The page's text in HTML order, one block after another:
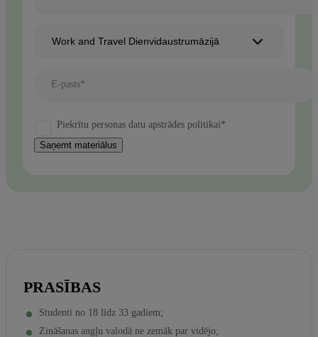
Work and Travel Dienvidaustrumāzijā
E-pasts*
Piekrītu personas datu apstrādes politikai*
Saņemt materiālus
PRASĪBAS
Studenti no 18 līdz 33 gadiem;
Zināšanas angļu valodā ne zemāk par vidējo;